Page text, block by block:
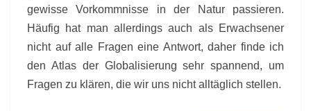
gewisse Vorkommnisse in der Natur passieren.
Häufig hat man allerdings auch als Erwachsener
nicht auf alle Fragen eine Antwort, daher finde ich
den Atlas der Globalisierung sehr spannend, um
Fragen zu klären, die wir uns nicht alltäglich stellen.